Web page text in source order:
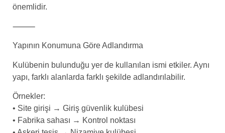
önemlidir.
⸻
Yapının Konumuna Göre Adlandırma
Kulübenin bulunduğu yer de kullanılan ismi etkiler. Aynı
yapı, farklı alanlarda farklı şekilde adlandırılabilir.
Örnekler:
• Site girişi → Giriş güvenlik kulübesi
• Fabrika sahası → Kontrol noktası